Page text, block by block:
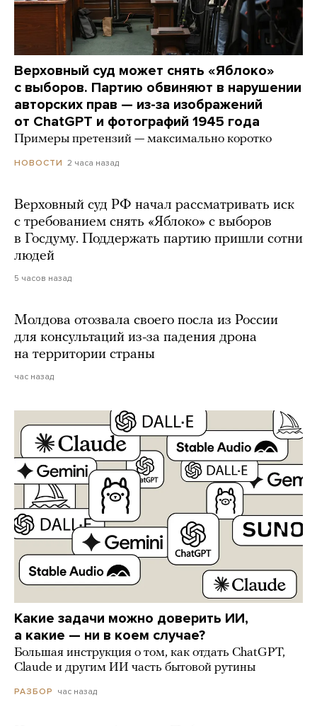
Верховный суд может снять «Яблоко»
с выборов. Партию обвиняют в нарушении
авторских прав — из-за изображений
от ChatGPT и фотографий 1945 года
Примеры претензий — максимально коротко
НОВОСТИ 2 часа назад
Верховный суд РФ начал рассматривать иск
с требованием снять «Яблоко» с выборов
в Госдуму. Поддержать партию пришли сотни
людей
5 часов назад
Молдова отозвала своего посла из России
для консультаций из-за падения дрона
на территории страны
час назад
Какие задачи можно доверить ИИ,
а какие — ни в коем случае?
Большая инструкция о том, как отдать ChatGPT,
Claude и другим ИИ часть бытовой рутины
РАЗБОР час назад